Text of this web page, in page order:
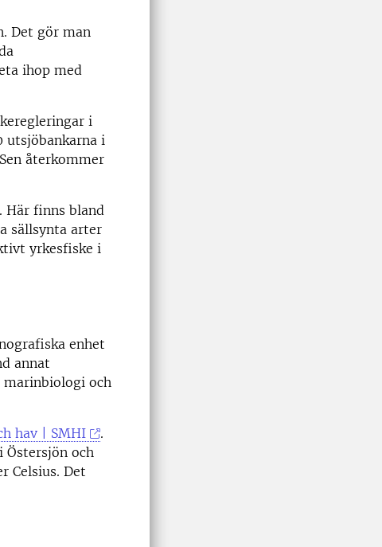
Det gör man
ihop med
i
utsjöbankarna i
återkommer
Här finns bland
sällsynta arter
yrkesfiske i
enhet
annat
marinbiologi och
hav | SMHI
.
Östersjön och
Celsius. Det